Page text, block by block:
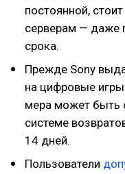
постоянной,
серверам — даже
срока.
Прежде Sony
на цифровые игры
мера может быть
системе
14 дней.
Пользователи